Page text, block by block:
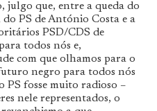
julgo que, entre a queda do
PS de António Costa e a
PSD/CDS de
todos nós e,
com que olhamos para o
negro para todos nós
PS fosse muito radioso –
nele representados, o